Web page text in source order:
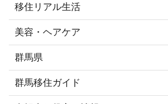
移住リアル生活
美容・ヘアケア
群馬県
群馬移住ガイド